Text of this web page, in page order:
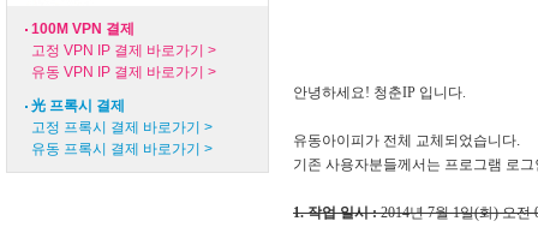
100M VPN 결제
고정 VPN IP 결제 바로가기 >
유동 VPN IP 결제 바로가기 >
光 프록시 결제
고정 프록시 결제 바로가기 >
유동 프록시 결제 바로가기 >
안녕하세요! 청춘IP 입니다.
유동아이피가 전체 교체되었습니다.
기존 사용자분들께서는 프로그램 로
1. 작업 일시 :2014년 7월 1일(화) 오전